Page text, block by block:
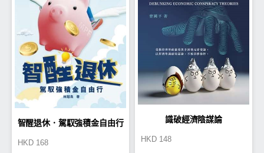
智醒退休．駕馭強積金自由行
HKD 168
識破經濟陰謀論
HKD 148